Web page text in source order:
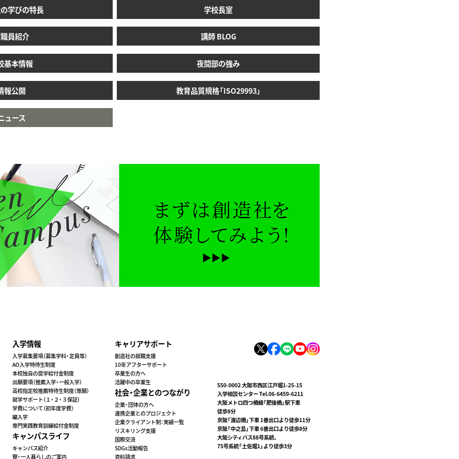
学びの特長 学校長室
員紹介 講師 BLOG
基本情報 夜間部の強み
報公開 教育品質規格「ISO29993」
ュース
入学情報
入学募集要項（募集学科・定員等）
AO入学特待生制度
本校独自の奨学給付金制度
出願要項（推薦入学・一般入学）
高校指定校推薦特待生制度（専願）
就学サポート（１・２・３保証）
学費について（初年度学費）
編入学
専門実践教育訓練給付金制度
キャンパスライフ
キャンパス紹介
寮・一人暮らしのご案内
キャリアサポート
創造社の就職支援
10年アフターサポート
卒業生の方へ
活躍中の卒業生
社会・企業とのつながり
企業・団体の方へ
連携企業とのプロジェクト
企業クライアント制：実績⼀覧
リスキリング支援
国際交流
SDGs活動報告
資料請求
550-0002 大阪市西区江戸堀1-25-15
入学相談センター Tel.06-6459-6211
大阪メトロ四つ橋線「肥後橋」駅下車
徒歩8分
京阪「渡辺橋」下車 1番出口より徒歩11分
京阪「中之島」下車 6番出口より徒歩8分
大阪シティバス88号系統、
75号系統「土佐堀1」より徒歩3分